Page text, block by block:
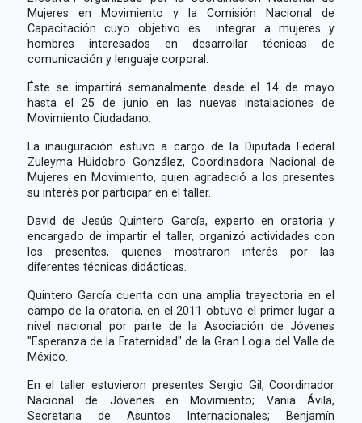
Mujeres en Movimiento y la Comisión Nacional de
Capacitación cuyo objetivo es integrar a mujeres y
hombres interesados en desarrollar técnicas de
comunicación y lenguaje corporal.
Éste se impartirá semanalmente desde el 14 de mayo
hasta el 25 de junio en las nuevas instalaciones de
Movimiento Ciudadano.
La inauguración estuvo a cargo de la Diputada Federal
Zuleyma Huidobro González, Coordinadora Nacional de
Mujeres en Movimiento, quien agradeció a los presentes
su interés por participar en el taller.
David de Jesús Quintero García, experto en oratoria y
encargado de impartir el taller, organizó actividades con
los presentes, quienes mostraron interés por las
diferentes técnicas didácticas.
Quintero García cuenta con una amplia trayectoria en el
campo de la oratoria, en el 2011 obtuvo el primer lugar a
nivel nacional por parte de la Asociación de Jóvenes
"Esperanza de la Fraternidad" de la Gran Logia del Valle de
México.
En el taller estuvieron presentes Sergio Gil, Coordinador
Nacional de Jóvenes en Movimiento; Vania Ávila,
Secretaria de Asuntos Internacionales; Benjamín